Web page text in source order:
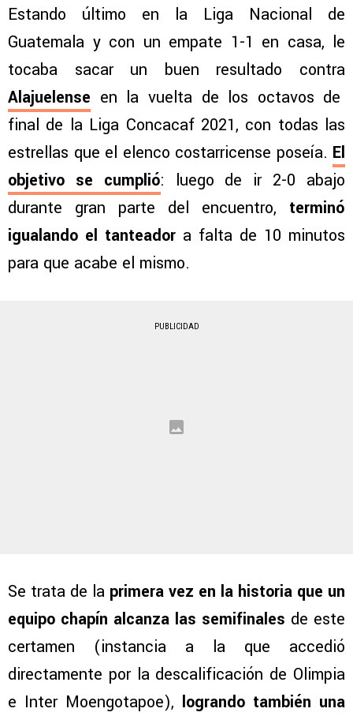
Estando último en la Liga Nacional de
Guatemala y con un empate 1-1 en casa, le
tocaba sacar un buen resultado contra
Alajuelense en la vuelta de los octavos de
final de la Liga Concacaf 2021, con todas las
estrellas que el elenco costarricense poseía. El
objetivo se cumplió: luego de ir 2-0 abajo
durante gran parte del encuentro, terminó
igualando el tanteador a falta de 10 minutos
para que acabe el mismo.
PUBLICIDAD
Se trata de la primera vez en la historia que un
equipo chapín alcanza las semifinales de este
certamen (instancia a la que accedió
directamente por la descalificación de Olimpia
e Inter Moengotapoe), logrando también una